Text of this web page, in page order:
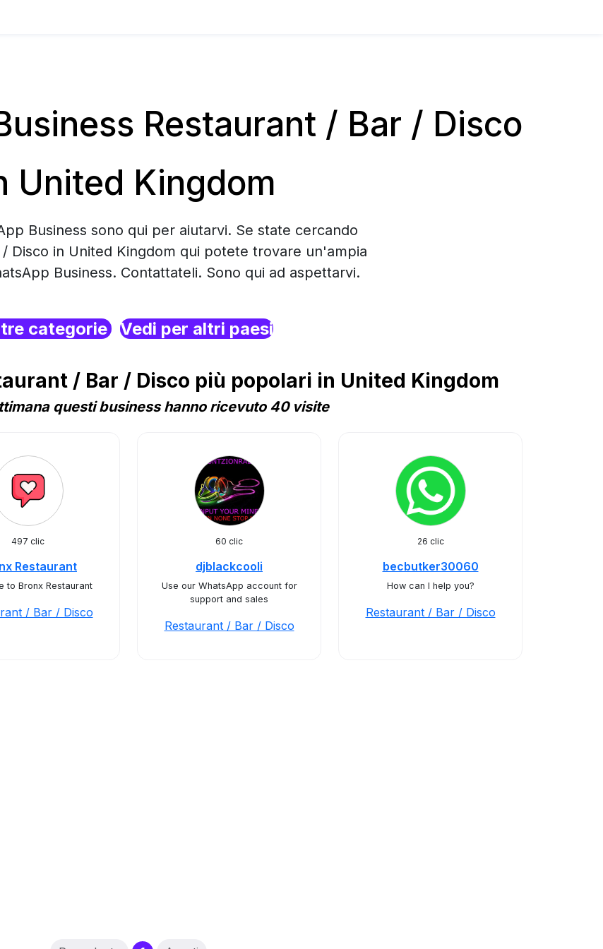
Restaurant / Bar / Disco
United Kingdom
Business sono qui per aiutarvi. Se state cercando
/ Disco in United Kingdom qui potete trovare un'ampia
Business. Contattateli. Sono qui ad aspettarvi.
categorie Vedi per altri paesi
/ Bar / Disco più popolari in United Kingdom
questi business hanno ricevuto 40 visite
497 clic
Restaurant
to Bronx Restaurant
/ Bar / Disco
60 clic
djblackcooli
Use our WhatsApp account for
support and sales
Restaurant / Bar / Disco
26 clic
becbutker30060
How can I help you?
Restaurant / Bar / Disco